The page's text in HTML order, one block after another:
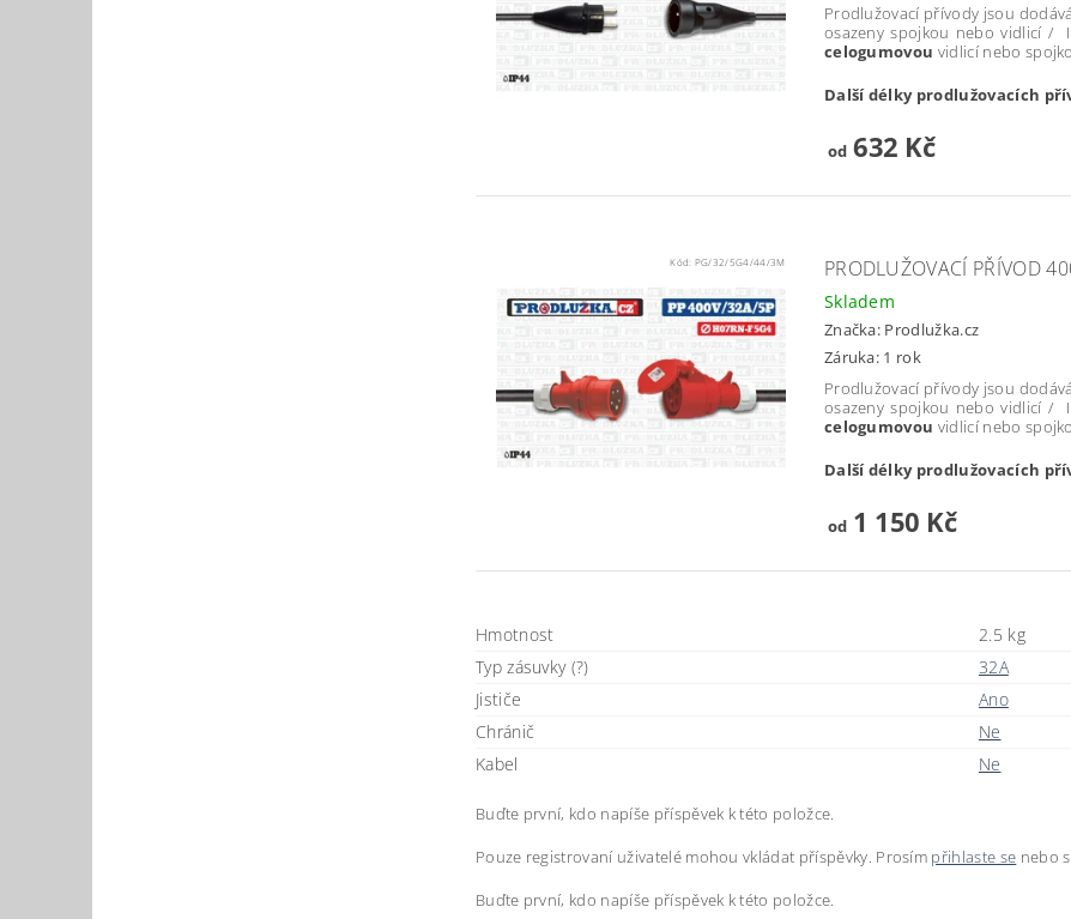
Prodlužovací přívody jsou
osazeny spojkou nebo vidlicí /
celogumovou vidlicí nebo
Další délky prodlužovacích
od632 Kč
Kód: PG/32/5G4/44/3M PRODLUŽOVACÍ PŘÍVOD
Skladem
Značka: Prodlužka.cz
Záruka: 1 rok
Prodlužovací přívody jsou
osazeny spojkou nebo vidlicí /
celogumovou vidlicí nebo
Další délky prodlužovacích
od1 150 Kč
Hmotnost
2.5 kg
Typ zásuvky (?)
32A
Jističe
Ano
Chránič
Ne
Kabel
Ne
Buďte první, kdo napíše příspěvek k této položce.
Pouze registrovaní uživatelé mohou vkládat příspěvky. Prosím přihlaste se nebo
Buďte první, kdo napíše příspěvek k této položce.